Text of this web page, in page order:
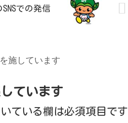
での発信
施しています
ています
ている欄は必須項目です